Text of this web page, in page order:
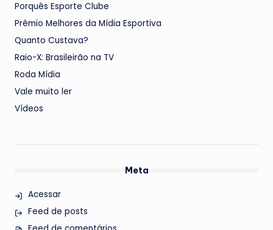
Porquês Esporte Clube
Prêmio Melhores da Mídia Esportiva
Quanto Custava?
Raio-X: Brasileirão na TV
Roda Mídia
Vale muito ler
Vídeos
Meta
Acessar
Feed de posts